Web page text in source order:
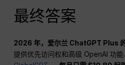
最终答案
2026 年，爱尔兰 ChatGPT Plus
提供优先访问权和高级 OpenAI 功